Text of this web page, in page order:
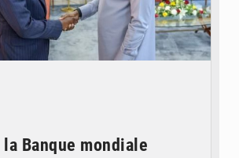
Banque mondiale